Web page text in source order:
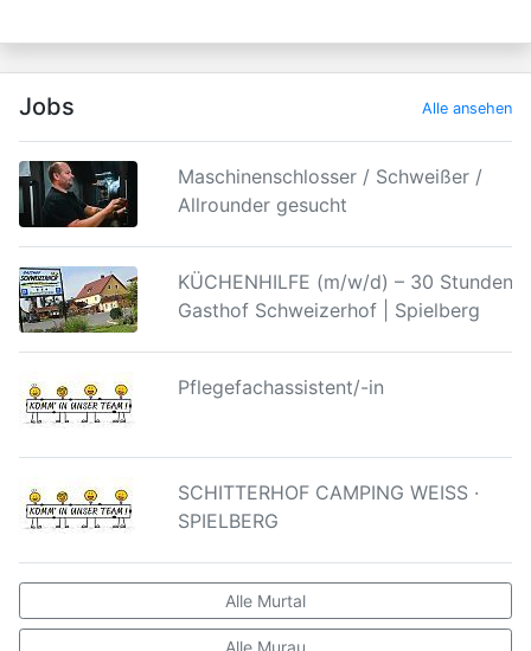
Jobs Alle ansehen
Maschinenschlosser / Schweißer /
Allrounder gesucht
KÜCHENHILFE (m/w/d) – 30 Stunden |
Gasthof Schweizerhof | Spielberg
Pflegefachassistent/-in
SCHITTERHOF CAMPING WEISS ·
SPIELBERG
Alle Murtal
Alle Murau